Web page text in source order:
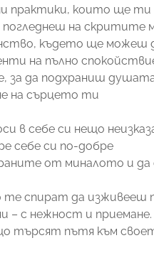
практики, които ще
погледнеш на
където ще можеш
на пълно
за да подхраниш
на сърцето ти
в себе си нещо
себе си по-добре
от миналото и да
спират да изживееш
– с нежност и приемане.
търсят пътя към